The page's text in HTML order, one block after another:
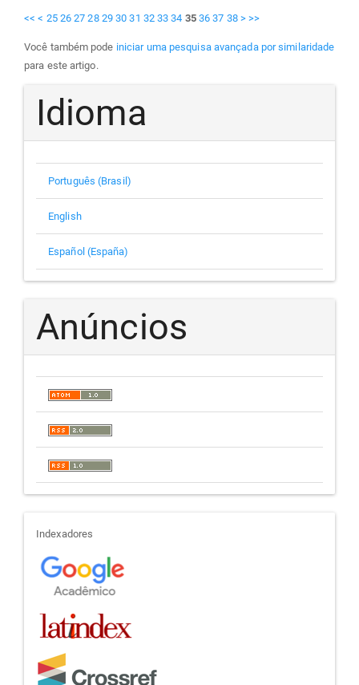
<< < 25 26 27 28 29 30 31 32 33 34 35 36 37 38 > >>
Você também pode iniciar uma pesquisa avançada por similaridade
para este artigo.
Idioma
Português (Brasil)
English
Español (España)
Anúncios
indexadores
Indexadores